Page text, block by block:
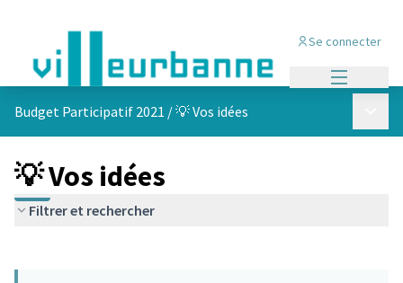
Se connecter
Budget Participatif 2021 /💡 Vos idées
💡 Vos idées
Filtrer et rechercher